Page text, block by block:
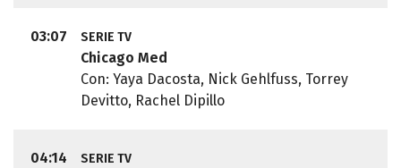
03:07 SERIE TV
Chicago Med
Con: Yaya Dacosta, Nick Gehlfuss, Torrey
Devitto, Rachel Dipillo
04:14 SERIE TV